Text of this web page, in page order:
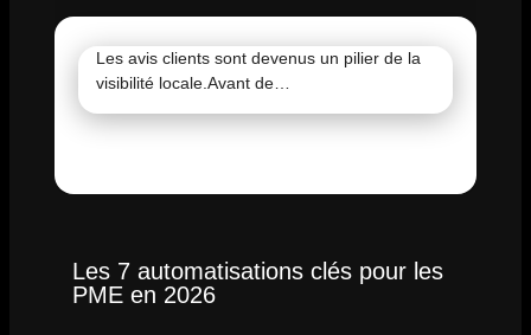
Les avis clients sont devenus un pilier de la
visibilité locale.Avant de…
Les 7 automatisations clés pour les
PME en 2026